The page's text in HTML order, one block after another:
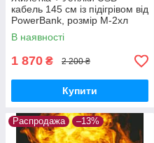
кабель 145 см із підігрівом від
PowerBank, розмір М-2хл
В наявності
1 870 ₴ 2 200 ₴
Купити
Распродажа –13%